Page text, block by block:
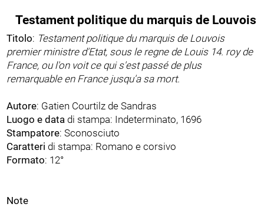
Testament politique du marquis de Louvois
Titolo: Testament politique du marquis de Louvois
premier ministre d'Etat, sous le regne de Louis 14. roy de
France, ou l'on voit ce qui s'est passé de plus
remarquable en France jusqu'a sa mort.
Autore: Gatien Courtilz de Sandras
Luogo e data di stampa: Indeterminato, 1696
Stampatore: Sconosciuto
Caratteri di stampa: Romano e corsivo
Formato: 12°
Note